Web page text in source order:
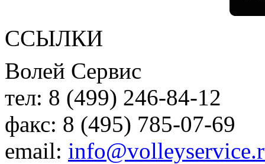
ССЫЛКИ
Волей Сервис
тел: 8 (499) 246-84-12
факс: 8 (495) 785-07-69
email: